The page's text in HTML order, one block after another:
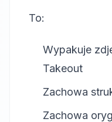
To:
Wypakuje
Takeout
Zachowa
Zachowa